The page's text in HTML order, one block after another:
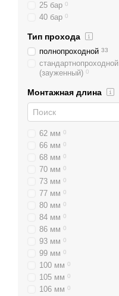
25 бар 0
40 бар 0
Тип прохода
полнопроходной 33
стандартнопроходной
(зауженный) 0
Монтажная длина
62 мм 0
66 мм 0
68 мм 0
70 мм 0
73 мм 0
77 мм 0
80 мм 0
84 мм 0
86 мм 0
93 мм 0
99 мм 0
100 мм 0
105 мм 0
106 мм 0